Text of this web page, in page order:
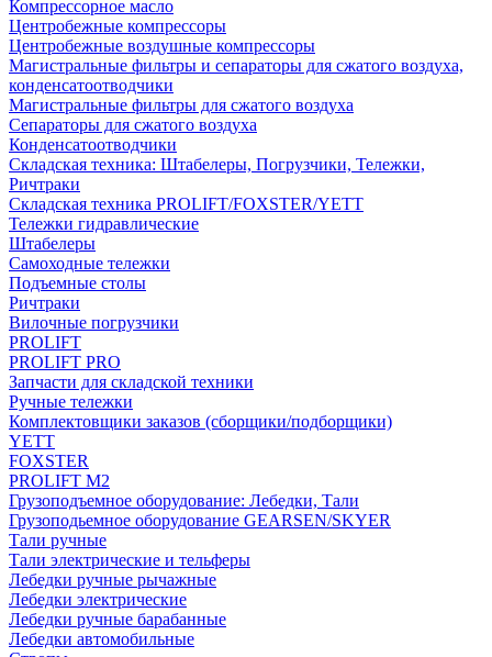
Компрессорное масло
Центробежные компрессоры
Центробежные воздушные компрессоры
Магистральные фильтры и сепараторы для сжатого воздуха,
конденсатоотводчики
Магистральные фильтры для сжатого воздуха
Сепараторы для сжатого воздуха
Конденсатоотводчики
Складская техника: Штабелеры, Погрузчики, Тележки,
Ричтраки
Складская техника PROLIFT/FOXSTER/YETT
Тележки гидравлические
Штабелеры
Самоходные тележки
Подъемные столы
Ричтраки
Вилочные погрузчики
PROLIFT
PROLIFT PRO
Запчасти для складской техники
Ручные тележки
Комплектовщики заказов (сборщики/подборщики)
YETT
FOXSTER
PROLIFT M2
Грузоподъемное оборудование: Лебедки, Тали
Грузоподьемное оборудование GEARSEN/SKYER
Тали ручные
Тали электрические и тельферы
Лебедки ручные рычажные
Лебедки электрические
Лебедки ручные барабанные
Лебедки автомобильные